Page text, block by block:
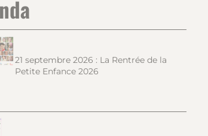
21 septembre 2026 : La Rentrée de la
Petite Enfance 2026